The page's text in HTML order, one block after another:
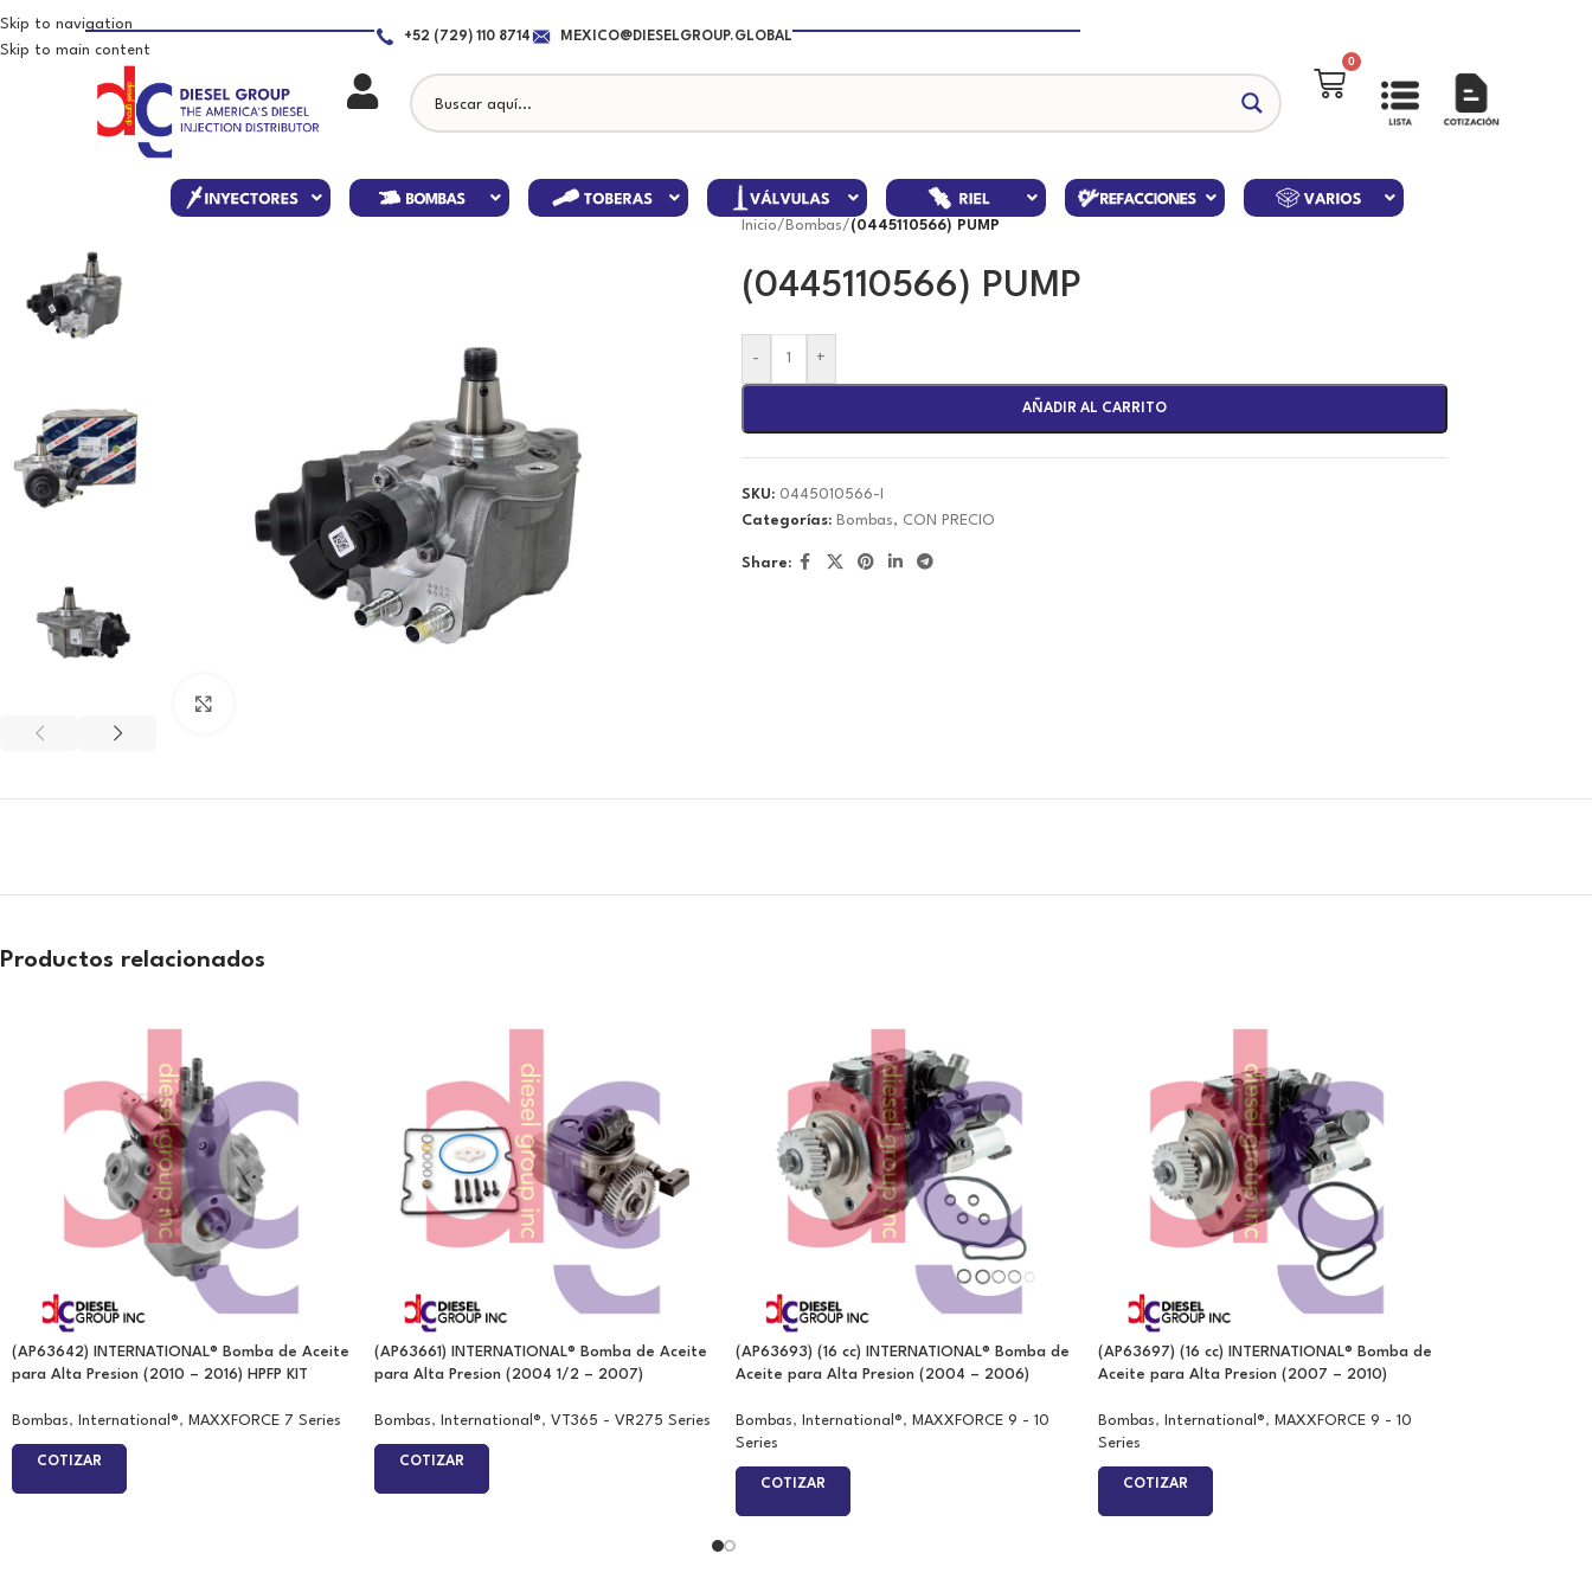
Skip to navigation
Skip to main content
+52 (729) 110 8714 MEXICO@DIESELGROUP.GLOBAL
0
Inicio/ Bombas/ (0445110566) PUMP
(0445110566) PUMP
- +
AÑADIR AL CARRITO
SKU: 0445010566-I
Categorías: Bombas, CON PRECIO
Share:
Productos relacionados
(AP63642) INTERNATIONAL® Bomba de Aceite
para Alta Presion (2010 – 2016) HPFP KIT
Bombas, International®, MAXXFORCE 7 Series
COTIZAR
(AP63661) INTERNATIONAL® Bomba de Aceite
para Alta Presion (2004 1/2 – 2007)
Bombas, International®, VT365 - VR275 Series
COTIZAR
(AP63693) (16 cc) INTERNATIONAL® Bomba de
Aceite para Alta Presion (2004 – 2006)
Bombas, International®, MAXXFORCE 9 - 10
Series
COTIZAR
(AP63697) (16 cc) INTERNATIONAL® Bomba de
Aceite para Alta Presion (2007 – 2010)
Bombas, International®, MAXXFORCE 9 - 10
Series
COTIZAR